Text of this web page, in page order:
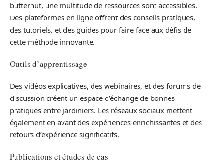
butternut, une multitude de ressources sont accessibles.
Des plateformes en ligne offrent des conseils pratiques,
des tutoriels, et des guides pour faire face aux défis de
cette méthode innovante.
Outils d’apprentissage
Des vidéos explicatives, des webinaires, et des forums de
discussion créent un espace d’échange de bonnes
pratiques entre jardiniers. Les réseaux sociaux mettent
également en avant des expériences enrichissantes et des
retours d’expérience significatifs.
Publications et études de cas